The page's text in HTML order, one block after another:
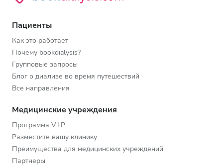
Пациенты
Как это работает
Почему bookdialysis?
Групповые запросы
Блог о диализе во время путешествий
Все направления
Медицинские учреждения
Программа V.I.P.
Разместите вашу клинику
Преимущества для медицинских учреждений
Партнеры